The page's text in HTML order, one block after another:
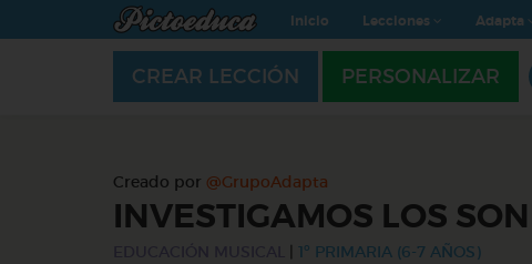
Inicio Lecciones Adapta
CREAR LECCIÓN PERSONALIZAR
Creado por @GrupoAdapta
INVESTIGAMOS LOS
1º PRIMARIA (6-7 AÑOS)